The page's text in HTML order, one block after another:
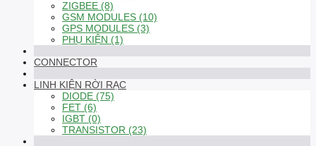
ZIGBEE (8)
GSM MODULES (10)
GPS MODULES (3)
PHỤ KIỆN (1)
CONNECTOR
LINH KIỆN RỜI RẠC
DIODE (75)
FET (6)
IGBT (0)
TRANSISTOR (23)